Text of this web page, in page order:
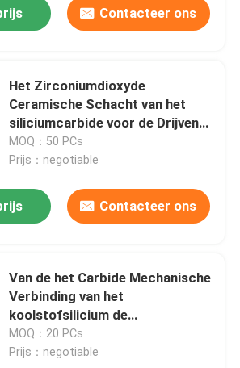
Contacteer ons
Het Zirconiumdioxyde
Ceramische Schacht van het
siliciumcarbide voor de Drijvende
krachtstaaf van de Poolpomp
MOQ：50 PCs
Prijs：negotiable
Contacteer ons
Van de het Carbide Mechanische
Verbinding van het
koolstofsilicium de
Schachtringen voor Roterende
Machines
MOQ：20 PCs
Prijs：negotiable